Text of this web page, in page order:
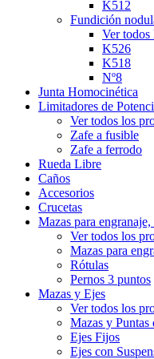
K512
Fundición
Ver todos
K526
K518
Nº8
Junta Homocinética
Limitadores de
Ver todos los
Zafe a fusible
Zafe a ferrodo
Rueda Libre
Caños
Accesorios
Crucetas
Mazas para
Ver todos los
Mazas para
Rótulas
Pernos 3 puntos
Mazas y Ejes
Ver todos los
Mazas y Puntas
Ejes Fijos
Ejes con